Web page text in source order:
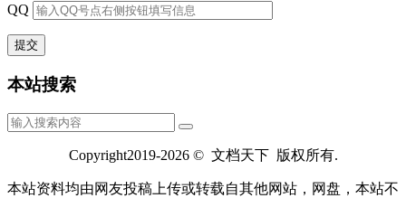
QQ
本站搜索
Copyright2019-2026 © 文档天下 版权所有.
本站资料均由网友投稿上传或转载自其他网站，网盘，本站不